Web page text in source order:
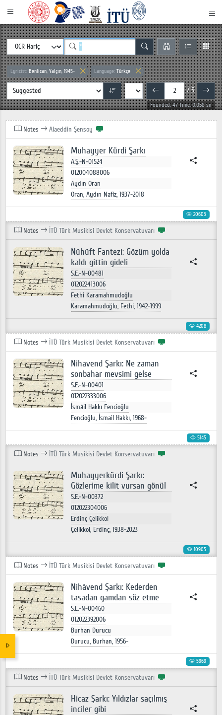
Lyricist: Benlican, Yalçın, 1945- Language: Türkçe
/ 5
Founded: 47 Time: 0.058 sn
Notes Alaeddin Şensoy
Muhayyer Kürdi Şarkı
A.Ş.-N-01524
012004088006
Aydın Oran
Oran, Aydın Nafiz, 1937-2018
20603
Notes İTÜ Türk Musikisi Devlet Konservatuvarı
Nühüft Fantezi: Gözüm yolda
kaldı gittin gideli
S.E.-N-00481
012022413006
Fethi Karamahmudoğlu
Karamahmudoğlu, Fethi, 1942-1999
4208
Notes İTÜ Türk Musikisi Devlet Konservatuvarı
Nihavend Şarkı: Ne zaman
sonbahar mevsimi gelse
S.E.-N-00401
012022333006
İsmâil Hakkı Fencioğlu
Fencioğlu, İsmail Hakkı, 1968-
5145
Notes İTÜ Türk Musikisi Devlet Konservatuvarı
Muhayyerkürdi Şarkı:
Gözlerime kilit vursan gönül
S.E.-N-00372
012022304006
Erdinç Çelikkol
Çelikkol, Erdinç, 1938-2023
10905
Notes İTÜ Türk Musikisi Devlet Konservatuvarı
Nihâvend Şarkı: Kederden
tasadan gamdan söz etme
S.E.-N-00460
012022392006
Burhan Durucu
Durucu, Burhan, 1956-
5969
Notes İTÜ Türk Musikisi Devlet Konservatuvarı
Hicaz Şarkı: Yıldızlar saçılmış
inciler gibi